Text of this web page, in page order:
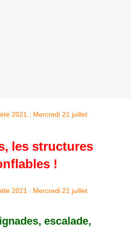
les structures
!
escalade,